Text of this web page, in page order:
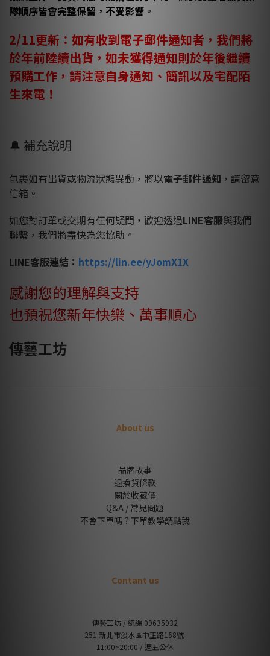
隊順序皆會完整保留，不受影響 。
2/11更新： 如有收到電子郵件通知者，我們將
於年前陸續出貨，如未獲得通知則於年後繼續
預購工作，請注意自身通知、簡訊以及宅配陌
生來電！
🔔 補充說明
包裹如有出貨或物流狀態異動，將以電子郵件通知 ，請留意
信箱。
如您對訂單或交期有任何疑問，歡迎透過LINE客服與我們
聯繫，我們將盡快為您協助。
LINE客服連結： https://lin.ee/yJomX1X
感謝您的理解與支持
也預祝您新年快樂、萬事順心
傳藝工坊
About us
品牌故事
退換貨條款
關於收藏價
Q&A / 常見問題
不會下單嗎？下單教學請點我
Contant us
傳藝工坊 / 統編 09635932
251 新北市淡水區中正路168號
11:00~20:00 / 週五公休